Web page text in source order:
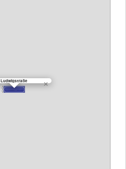
Ludwigstraße ×